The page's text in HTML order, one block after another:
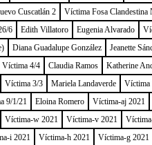
Cuscatlán 2 Víctima Fosa Clandestina
6 Edith Villatoro Eugenia Alvarado
Diana Guadalupe González Jeanette
Víctima 4/4 Claudia Ramos Katherine
Víctima 3/3 Mariela Landaverde Víctima
9/1/21 Eloina Romero Víctima-aj 2021
Víctima-w 2021 Víctima-v 2021
i 2021 Víctima-h 2021 Víctima-g 2021